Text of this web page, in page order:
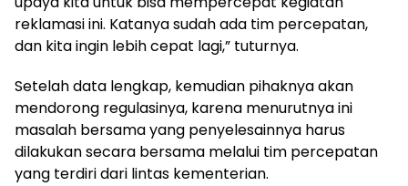
reklamasi ini. Katanya sudah ada tim percepatan,
dan kita ingin lebih cepat lagi,” tuturnya.
Setelah data lengkap, kemudian pihaknya akan
mendorong regulasinya, karena menurutnya ini
masalah bersama yang penyelesainnya harus
dilakukan secara bersama melalui tim percepatan
yang terdiri dari lintas kementerian.